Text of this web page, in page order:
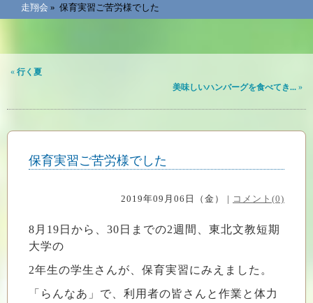
走翔会 » 保育実習ご苦労様でした
« 行く夏
美味しいハンバーグを食べてき... »
保育実習ご苦労様でした
2019年09月06日（金） | コメント(0)
8月19日から、30日までの2週間、東北文教短期
大学の
2年生の学生さんが、保育実習にみえました。
「らんなあ」で、利用者の皆さんと作業と体力